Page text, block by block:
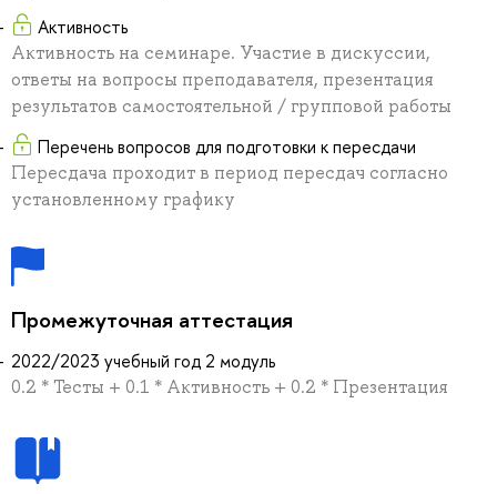
Активность
Активность на семинаре. Участие в дискуссии,
ответы на вопросы преподавателя, презентация
результатов самостоятельной / групповой работы
Перечень вопросов для подготовки к пересдачи
Пересдача проходит в период пересдач согласно
установленному графику
Промежуточная аттестация
2022/2023 учебный год 2 модуль
0.2 * Тесты + 0.1 * Активность + 0.2 * Презентация